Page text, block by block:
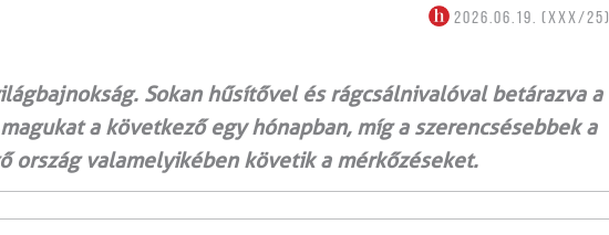
2026.06.19. (XXX/25)
Sokan hűsítővel és rágcsálnivalóval betárazva a
a következő egy hónapban, míg a szerencsésebbek a
ország valamelyikében követik a mérkőzéseket.